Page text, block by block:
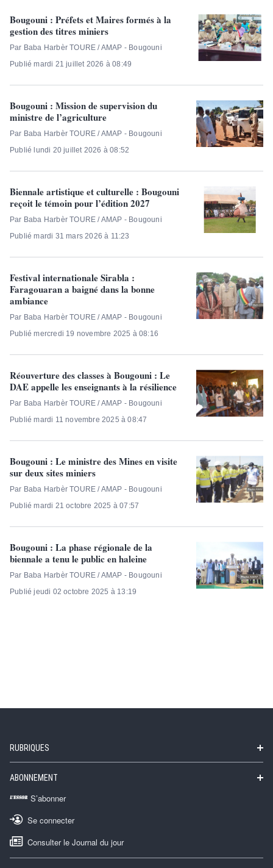
Bougouni : Préfets et Maires formés à la
gestion des titres miniers
Par Baba Harbèr TOURE / AMAP - Bougouni
Publié mardi 21 juillet 2026 à 08:49
Bougouni : Mission de supervision du
ministre de l’agriculture
Par Baba Harbèr TOURE / AMAP - Bougouni
Publié lundi 20 juillet 2026 à 08:52
Biennale artistique et culturelle : Bougouni
reçoit le témoin pour l’édition 2027
Par Baba Harbèr TOURE / AMAP - Bougouni
Publié mardi 31 mars 2026 à 11:23
Festival internationale Sirabla :
Faragouaran a baigné dans la bonne
ambiance
Par Baba Harbèr TOURE / AMAP - Bougouni
Publié mercredi 19 novembre 2025 à 08:16
Réouverture des classes à Bougouni : Le
DAE appelle les enseignants à la résilience
Par Baba Harbèr TOURE / AMAP - Bougouni
Publié mardi 11 novembre 2025 à 08:47
Bougouni : Le ministre des Mines en visite
sur deux sites miniers
Par Baba Harbèr TOURE / AMAP - Bougouni
Publié mardi 21 octobre 2025 à 07:57
Bougouni : La phase régionale de la
biennale a tenu le public en haleine
Par Baba Harbèr TOURE / AMAP - Bougouni
Publié jeudi 02 octobre 2025 à 13:19
RUBRIQUES
ABONNEMENT
S’abonner
Se connecter
Consulter le Journal du jour